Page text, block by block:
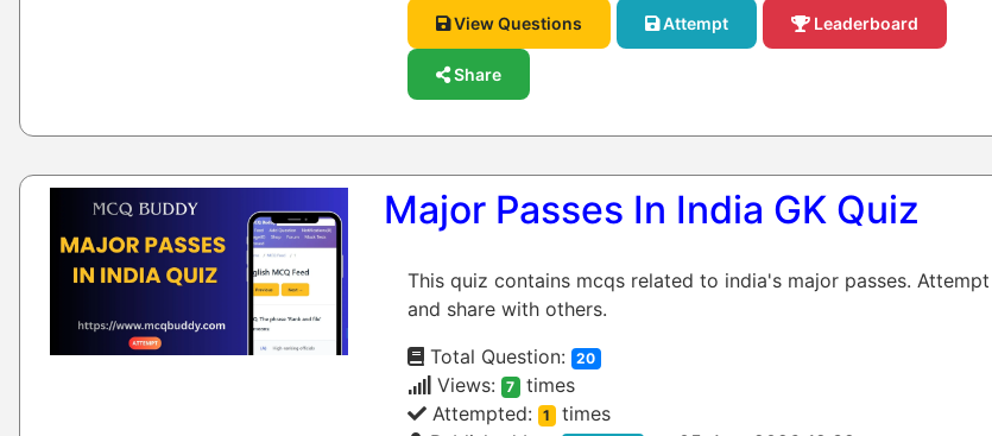
View Questions Attempt Leaderboard
Share
Major Passes In India GK Quiz
This quiz contains mcqs related to india's major passes. Attempt
and share with others.
Total Question:
20
Views: 7
times
Attempted:
1
times